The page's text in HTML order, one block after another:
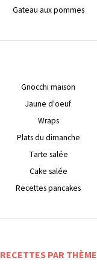
Gateau aux pommes
Gnocchi maison
Jaune d'oeuf
Wraps
Plats du dimanche
Tarte salée
Cake salée
Recettes pancakes
RECETTES PAR THÈME